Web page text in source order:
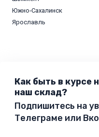
Южно‑Сахалинск
Ярославль
Как быть в курсе
наш склад?
Подпишитесь на
Телеграме или